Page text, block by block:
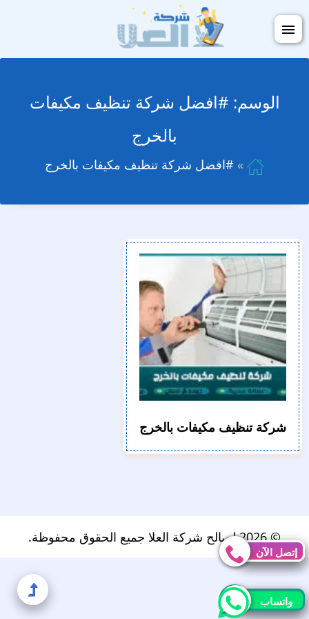
التجاوز
إلى
المحتوىالقائمة
الوسم: #افضل شركة تنظيف مكيفات
بالخرج
#افضل شركة تنظيف مكيفات بالخرج
شركة تنظيف مكيفات بالخرج
© 2026 لصالح شركة العلا جميع الحقوق محفوظة.
إتصل الآن
واتساب
إلى
إتصل الآن
واتساب